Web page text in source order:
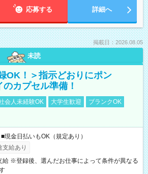
応募する 詳細へ
掲載日：2026.08.05
未読
OK！＞指示どおりにポン
カプセル準備！
会人未経験OK 大学生歓迎
ブランクOK
金日払いもOK（規定あり）
支給あり
給 ※登録後、選んだお仕事によって条件が異なる